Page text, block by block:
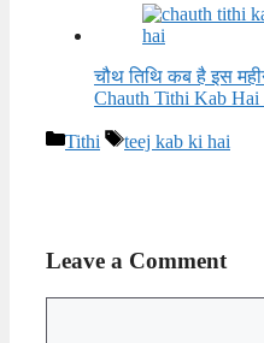
चौथ तिथि कब है इस
Chauth Tithi Kab Hai
Categories
Tithi Tags
teej kab ki hai
Leave a Comment